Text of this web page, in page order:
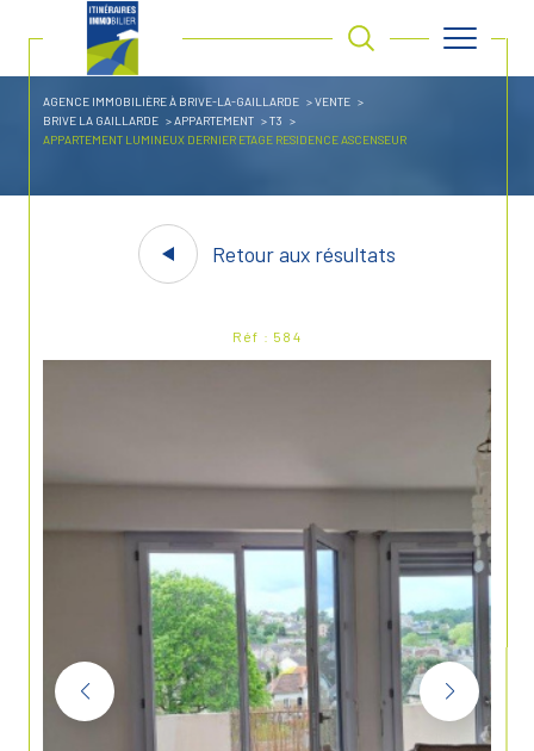
AGENCE IMMOBILIÈRE À BRIVE-LA-GAILLARDE
VENTE
BRIVE LA GAILLARDE
APPARTEMENT
T3
APPARTEMENT LUMINEUX DERNIER ETAGE RESIDENCE ASCENSEUR
Retour aux résultats
Réf : 584